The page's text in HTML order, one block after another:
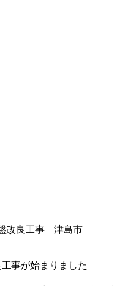
改良工事 津島市
事が始まりました